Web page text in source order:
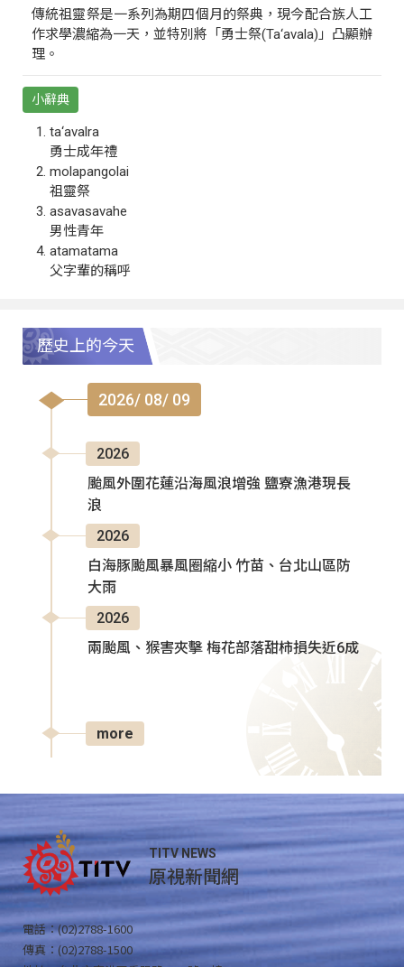
傳統祖靈祭是一系列為期四個月的祭典，現今配合族人工
作求學濃縮為一天，並特別將「勇士祭(Ta‘avala)」凸顯辦
理。
小辭典
ta‘avalra
勇士成年禮
molapangolai
祖靈祭
asavasavahe
男性青年
atamatama
父字輩的稱呼
歷史上的今天
2026/ 08/ 09
2026
颱風外圍花蓮沿海風浪增強 鹽寮漁港現長
浪
2026
白海豚颱風暴風圈縮小 竹苗、台北山區防
大雨
2026
兩颱風、猴害夾擊 梅花部落甜柿損失近6成
more
TITV NEWS
原視新聞網
電話：(02)2788-1600
傳真：(02)2788-1500